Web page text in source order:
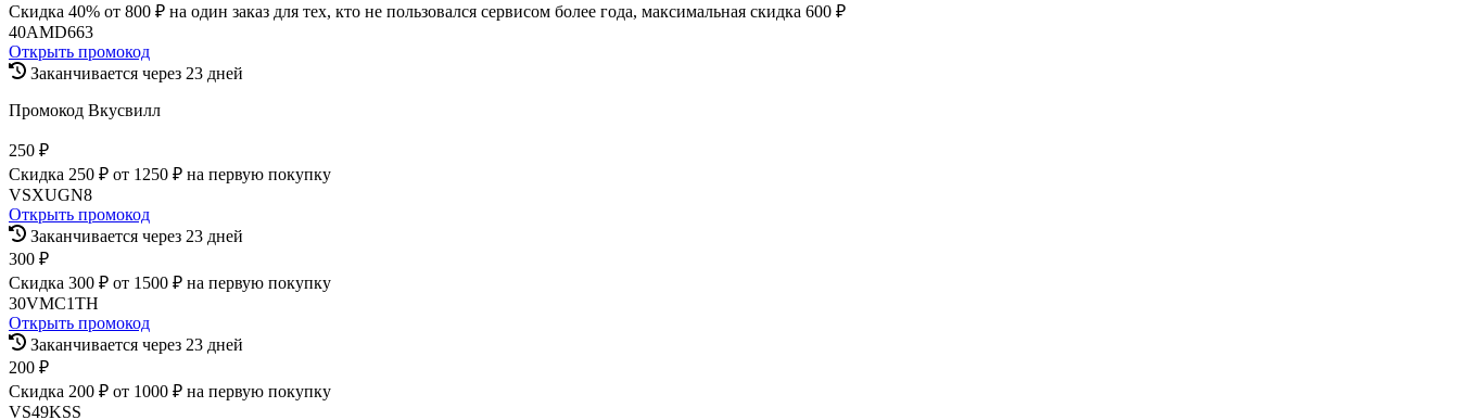
Скидка 40% от 800 ₽ на один заказ для тех, кто не пользовался сервисом более года, максимальная скидка 600 ₽
40AMD663
Открыть промокод
Заканчивается через 23 дней
Промокод Вкусвилл
250 ₽
Скидка 250 ₽ от 1250 ₽ на первую покупку
VSXUGN8
Открыть промокод
Заканчивается через 23 дней
300 ₽
Скидка 300 ₽ от 1500 ₽ на первую покупку
30VMC1TH
Открыть промокод
Заканчивается через 23 дней
200 ₽
Скидка 200 ₽ от 1000 ₽ на первую покупку
VS49KSS